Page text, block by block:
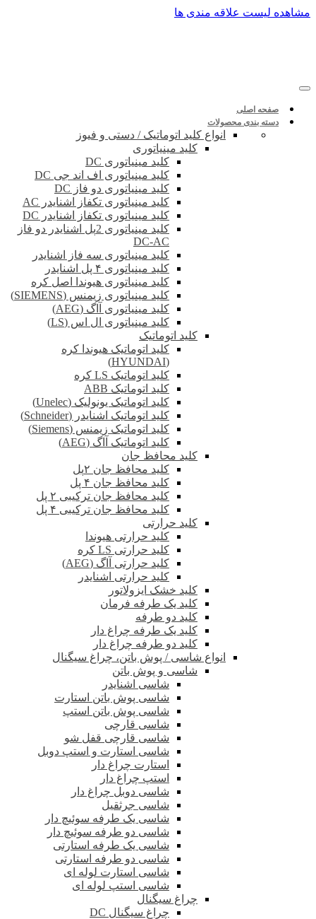
پرش
مشاهده لیست علاقه مندی ها
صفحه اصلی
دسته بندی محصولات
انواع کلید اتوماتیک / دستی و فیوز
کلید مینیاتوری
کلید مینیاتوری DC
کلید مینیاتوری اف اند جی DC
کلید مینیاتوری دو فاز DC
کلید مینیاتوری تکفاز اشنایدر AC
کلید مینیاتوری تکفاز اشنایدر DC
کلید مینیاتوری 2پل اشنایدر دو فاز
DC-AC
کلید مینیاتوری سه فاز اشنایدر
کلید مینیاتوری ۴ پل اشنایدر
کلید مینیاتوری هیوندا اصل کره
کلید مینیاتوری زیمنس (SIEMENS)
کلید مینیاتوری آاگ (AEG)
کلید مینیاتوری ال اس (LS)
کلید اتوماتیک
کلید اتوماتیک هیوندا کره
(HYUNDAI)
کلید اتوماتیک LS کره
کلید اتوماتیک ABB
کلید اتوماتیک یونولیک (Unelec)
کلید اتوماتیک اشنایدر (Schneider)
کلید اتوماتیک زیمنس (Siemens)
کلید اتوماتیک آاگ (AEG)
کلید محافظ جان
کلید محافظ جان ۲پل
کلید محافظ جان ۴ پل
کلید محافظ جان ترکیبی ۲ پل
کلید محافظ جان ترکیبی ۴ پل
کلید حرارتی
کلید حرارتی هیوندا
کلید حرارتی LS کره
کلید حرارتی آاگ (AEG)
کلید حرارتی اشنایدر
کلید خشک ایزولاتور
کلید یک طرفه فرمان
کلید دو طرفه
کلید یک طرفه چراغ دار
کلید دو طرفه چراغ دار
انواع شاسی / پوش باتن، چراغ سیگنال
شاسی و پوش باتن
شاسی اشنایدر
شاسی پوش باتن استارت
شاسی پوش باتن استپ
شاسی قارچی
شاسی قارچی قفل شو
شاسی استارت و استپ دوبل
استارت چراغ دار
استپ چراغ دار
شاسی دوبل چراغ دار
شاسی جرثقیل
شاسی یک طرفه سوئیچ دار
شاسی دو طرفه سوئیچ دار
شاسی یک طرفه استارتی
شاسی دو طرفه استارتی
شاسی استارت لوله ای
شاسی استپ لوله ای
چراغ سیگنال
چراغ سیگنال DC